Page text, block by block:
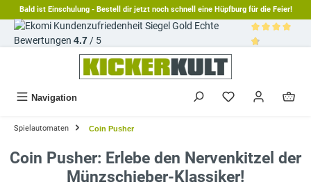
springen
Bald ist Einschulung - Bestell dir jetzt noch schnell eine Hüpfburg für die Feier!
Echte
Bewertungen 4.7/ 5
Navigation
Spielautomaten Coin Pusher
Coin Pusher: Erlebe den Nervenkitzel der
Münzschieber-Klassiker!